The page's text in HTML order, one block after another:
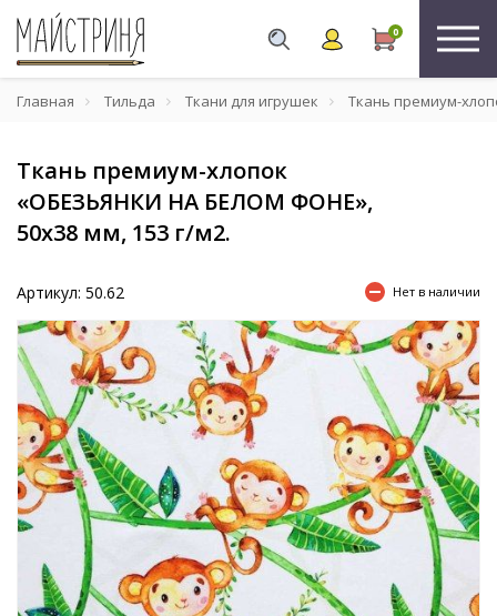
0
Главная Тильда Ткани для игрушек Ткань премиум-
Ткань премиум-хлопок
«ОБЕЗЬЯНКИ НА БЕЛОМ ФОНЕ»,
50х38 мм, 153 г/м2.
Артикул: 50.62 Нет в наличии